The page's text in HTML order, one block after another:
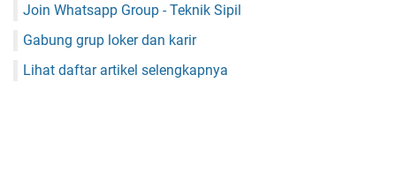
Join Whatsapp Group - Teknik Sipil
Gabung grup loker dan karir
Lihat daftar artikel selengkapnya